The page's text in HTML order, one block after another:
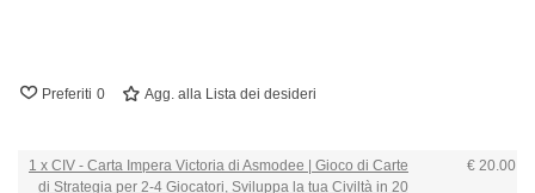
Preferiti 0 Agg. alla Lista dei desideri
1 x CIV - Carta Impera Victoria di Asmodee | Gioco di Carte
di Strategia per 2-4 Giocatori, Sviluppa la tua Civiltà in 20
€ 20.00